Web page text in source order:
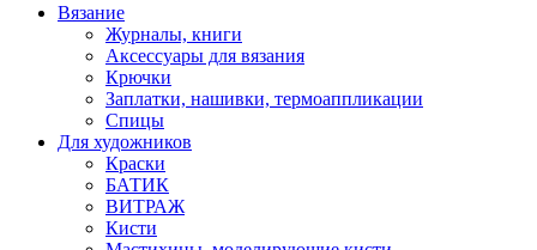
Вязание
Журналы, книги
Аксессуары для вязания
Крючки
Заплатки, нашивки, термоаппликации
Спицы
Для художников
Краски
БАТИК
ВИТРАЖ
Кисти